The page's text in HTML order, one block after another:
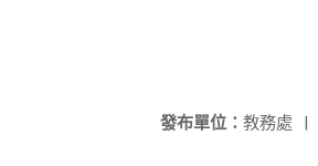
發布單位： 教務處 |